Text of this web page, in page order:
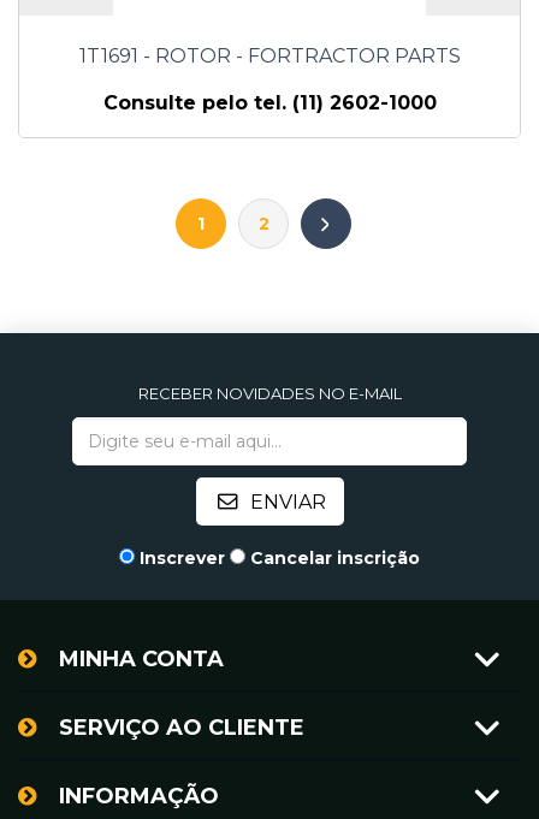
1T1691 - ROTOR - FORTRACTOR PARTS
Consulte pelo tel. (11) 2602-1000
1 2
RECEBER NOVIDADES NO E-MAIL
Inscrever Cancelar inscrição
MINHA CONTA
SERVIÇO AO CLIENTE
INFORMAÇÃO